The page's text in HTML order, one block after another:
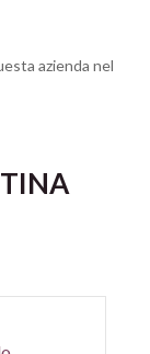
azienda nel